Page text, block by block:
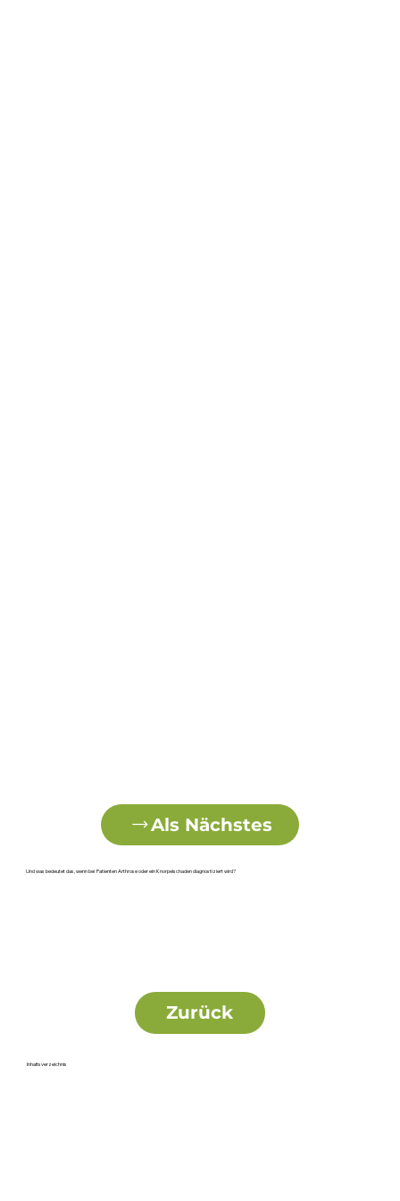
Als Nächstes
Zurück
Und was bedeutet das, wenn bei Patienten Arthrose oder ein Knorpelschaden diagnostiziert wird?
Inhaltsverzeichnis